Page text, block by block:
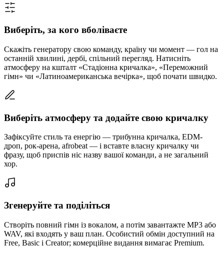
Виберіть, за кого вболіваєте
Скажіть генератору свою команду, країну чи момент — гол на
останній хвилині, дербі, спільний перегляд. Натисніть
атмосферу на кшталт «Стадіонна кричалка», «Переможний
гімн» чи «Латиноамериканська вечірка», щоб почати швидко.
Виберіть атмосферу та додайте свою кричалку
Зафіксуйте стиль та енергію — трибунна кричалка, EDM-
дроп, рок-арена, afrobeat — і вставте власну кричалку чи
фразу, щоб приспів ніс назву вашої команди, а не загальний
хор.
Згенеруйте та поділіться
Створіть повний гімн із вокалом, а потім завантажте MP3 або
WAV, які входять у ваш план. Особистий обмін доступний на
Free, Basic і Creator; комерційне видання вимагає Premium.